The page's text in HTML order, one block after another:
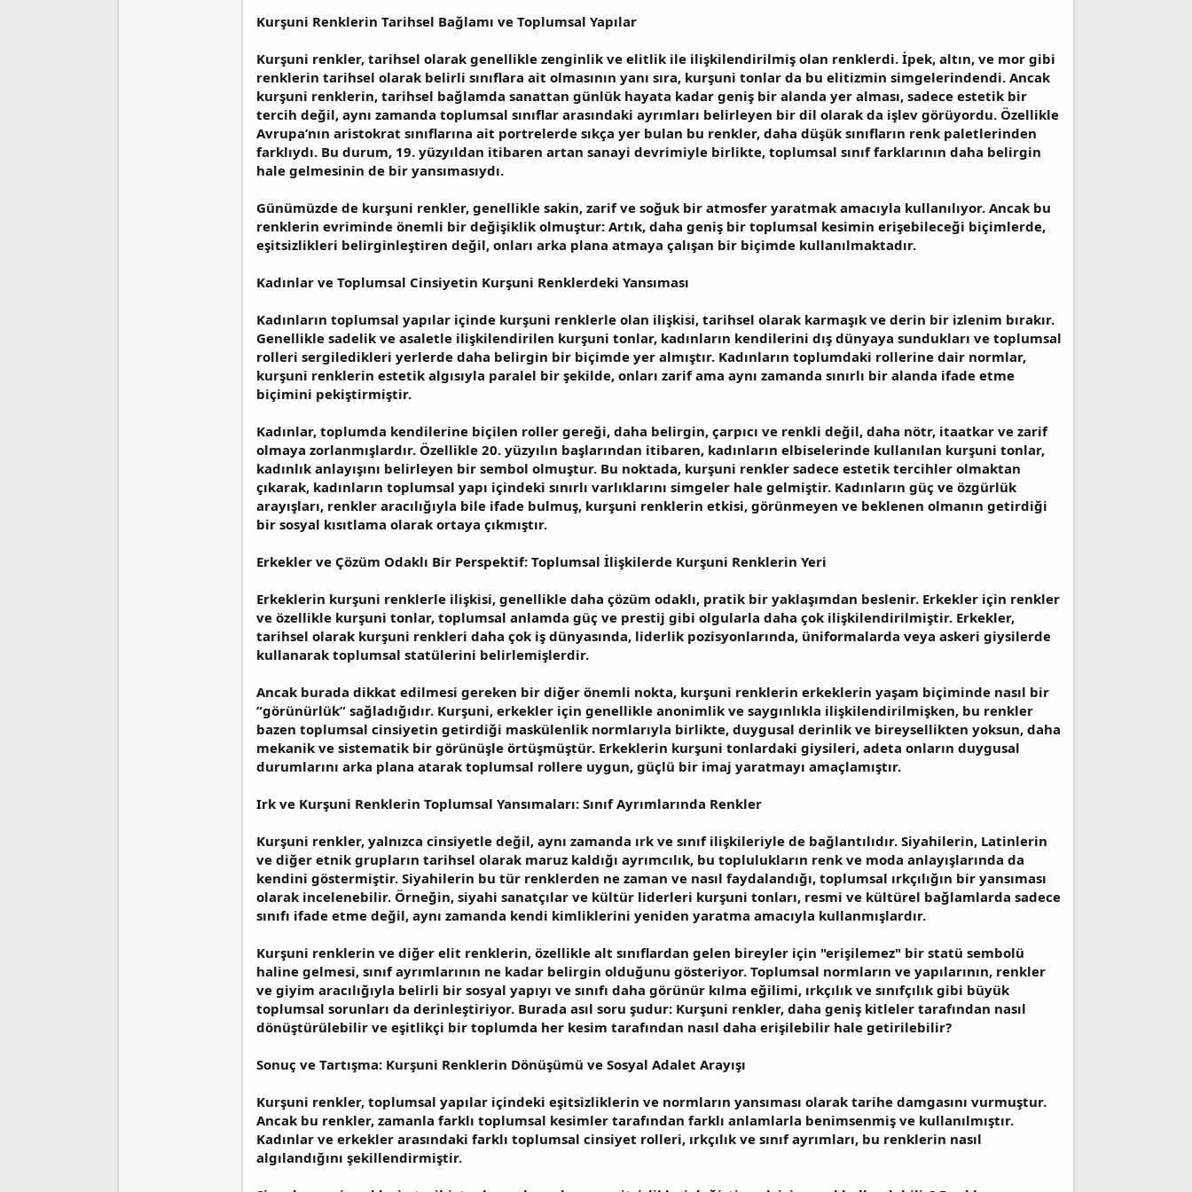
Kurşuni Renklerin Tarihsel Bağlamı ve Toplumsal Yapılar
Kurşuni renkler, tarihsel olarak genellikle zenginlik ve elitlik ile ilişkilendirilmiş olan renklerdi. İpek, altın, ve mor gibi
renklerin tarihsel olarak belirli sınıflara ait olmasının yanı sıra, kurşuni tonlar da bu elitizmin simgelerindendi. Ancak
kurşuni renklerin, tarihsel bağlamda sanattan günlük hayata kadar geniş bir alanda yer alması, sadece estetik bir
tercih değil, aynı zamanda toplumsal sınıflar arasındaki ayrımları belirleyen bir dil olarak da işlev görüyordu. Özellikle
Avrupa’nın aristokrat sınıflarına ait portrelerde sıkça yer bulan bu renkler, daha düşük sınıfların renk paletlerinden
farklıydı. Bu durum, 19. yüzyıldan itibaren artan sanayi devrimiyle birlikte, toplumsal sınıf farklarının daha belirgin
hale gelmesinin de bir yansımasıydı.
Günümüzde de kurşuni renkler, genellikle sakin, zarif ve soğuk bir atmosfer yaratmak amacıyla kullanılıyor. Ancak bu
renklerin evriminde önemli bir değişiklik olmuştur: Artık, daha geniş bir toplumsal kesimin erişebileceği biçimlerde,
eşitsizlikleri belirginleştiren değil, onları arka plana atmaya çalışan bir biçimde kullanılmaktadır.
Kadınlar ve Toplumsal Cinsiyetin Kurşuni Renklerdeki Yansıması
Kadınların toplumsal yapılar içinde kurşuni renklerle olan ilişkisi, tarihsel olarak karmaşık ve derin bir izlenim bırakır.
Genellikle sadelik ve asaletle ilişkilendirilen kurşuni tonlar, kadınların kendilerini dış dünyaya sundukları ve toplumsal
rolleri sergiledikleri yerlerde daha belirgin bir biçimde yer almıştır. Kadınların toplumdaki rollerine dair normlar,
kurşuni renklerin estetik algısıyla paralel bir şekilde, onları zarif ama aynı zamanda sınırlı bir alanda ifade etme
biçimini pekiştirmiştir.
Kadınlar, toplumda kendilerine biçilen roller gereği, daha belirgin, çarpıcı ve renkli değil, daha nötr, itaatkar ve zarif
olmaya zorlanmışlardır. Özellikle 20. yüzyılın başlarından itibaren, kadınların elbiselerinde kullanılan kurşuni tonlar,
kadınlık anlayışını belirleyen bir sembol olmuştur. Bu noktada, kurşuni renkler sadece estetik tercihler olmaktan
çıkarak, kadınların toplumsal yapı içindeki sınırlı varlıklarını simgeler hale gelmiştir. Kadınların güç ve özgürlük
arayışları, renkler aracılığıyla bile ifade bulmuş, kurşuni renklerin etkisi, görünmeyen ve beklenen olmanın getirdiği
bir sosyal kısıtlama olarak ortaya çıkmıştır.
Erkekler ve Çözüm Odaklı Bir Perspektif: Toplumsal İlişkilerde Kurşuni Renklerin Yeri
Erkeklerin kurşuni renklerle ilişkisi, genellikle daha çözüm odaklı, pratik bir yaklaşımdan beslenir. Erkekler için renkler
ve özellikle kurşuni tonlar, toplumsal anlamda güç ve prestij gibi olgularla daha çok ilişkilendirilmiştir. Erkekler,
tarihsel olarak kurşuni renkleri daha çok iş dünyasında, liderlik pozisyonlarında, üniformalarda veya askeri giysilerde
kullanarak toplumsal statülerini belirlemişlerdir.
Ancak burada dikkat edilmesi gereken bir diğer önemli nokta, kurşuni renklerin erkeklerin yaşam biçiminde nasıl bir
“görünürlük” sağladığıdır. Kurşuni, erkekler için genellikle anonimlik ve saygınlıkla ilişkilendirilmişken, bu renkler
bazen toplumsal cinsiyetin getirdiği maskülenlik normlarıyla birlikte, duygusal derinlik ve bireysellikten yoksun, daha
mekanik ve sistematik bir görünüşle örtüşmüştür. Erkeklerin kurşuni tonlardaki giysileri, adeta onların duygusal
durumlarını arka plana atarak toplumsal rollere uygun, güçlü bir imaj yaratmayı amaçlamıştır.
Irk ve Kurşuni Renklerin Toplumsal Yansımaları: Sınıf Ayrımlarında Renkler
Kurşuni renkler, yalnızca cinsiyetle değil, aynı zamanda ırk ve sınıf ilişkileriyle de bağlantılıdır. Siyahilerin, Latinlerin
ve diğer etnik grupların tarihsel olarak maruz kaldığı ayrımcılık, bu toplulukların renk ve moda anlayışlarında da
kendini göstermiştir. Siyahilerin bu tür renklerden ne zaman ve nasıl faydalandığı, toplumsal ırkçılığın bir yansıması
olarak incelenebilir. Örneğin, siyahi sanatçılar ve kültür liderleri kurşuni tonları, resmi ve kültürel bağlamlarda sadece
sınıfı ifade etme değil, aynı zamanda kendi kimliklerini yeniden yaratma amacıyla kullanmışlardır.
Kurşuni renklerin ve diğer elit renklerin, özellikle alt sınıflardan gelen bireyler için "erişilemez" bir statü sembolü
haline gelmesi, sınıf ayrımlarının ne kadar belirgin olduğunu gösteriyor. Toplumsal normların ve yapılarının, renkler
ve giyim aracılığıyla belirli bir sosyal yapıyı ve sınıfı daha görünür kılma eğilimi, ırkçılık ve sınıfçılık gibi büyük
toplumsal sorunları da derinleştiriyor. Burada asıl soru şudur: Kurşuni renkler, daha geniş kitleler tarafından nasıl
dönüştürülebilir ve eşitlikçi bir toplumda her kesim tarafından nasıl daha erişilebilir hale getirilebilir?
Sonuç ve Tartışma: Kurşuni Renklerin Dönüşümü ve Sosyal Adalet Arayışı
Kurşuni renkler, toplumsal yapılar içindeki eşitsizliklerin ve normların yansıması olarak tarihe damgasını vurmuştur.
Ancak bu renkler, zamanla farklı toplumsal kesimler tarafından farklı anlamlarla benimsenmiş ve kullanılmıştır.
Kadınlar ve erkekler arasındaki farklı toplumsal cinsiyet rolleri, ırkçılık ve sınıf ayrımları, bu renklerin nasıl
algılandığını şekillendirmiştir.